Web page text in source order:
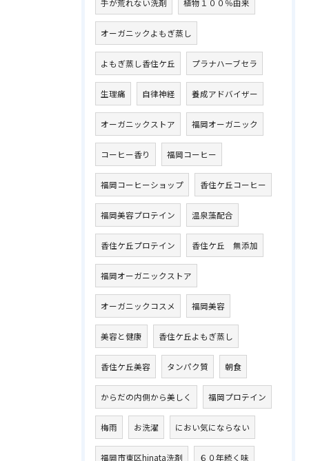
手が荒れない洗剤 植物１００％由来
オーガニックよもぎ蒸し
よもぎ蒸し香住ケ丘 プラナハーブセラ
生理痛 自律神経 養成アドバイザー
オーガニックストア 福岡オーガニック
コーヒー香り 福岡コーヒー
福岡コーヒーショップ 香住ケ丘コーヒー
福岡美容プロテイン 温泉藻配合
香住ケ丘プロテイン 香住ケ丘 無添加
福岡オーガニックストア
オーガニックコスメ 福岡美容
美容と健康 香住ケ丘よもぎ蒸し
香住ケ丘美容 タンパク質 朝食
からだの内側から美しく 福岡プロテイン
梅雨 お洗濯 におい気にならない
福岡市東区hinata洗剤 ６０年続く味